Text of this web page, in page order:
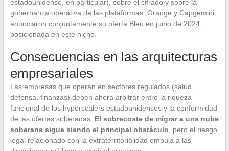
estadounidense, en particular), sobre el cifrado y sobre la
gobernanza operativa de las plataformas. Orange y Capgemini
anunciaron conjuntamente su oferta Bleu en junio de 2024,
posicionada en este nicho.
Consecuencias en las arquitecturas
empresariales
Las empresas que operan en sectores regulados (salud,
defensa, finanzas) deben ahora arbitrar entre la riqueza
funcional de los hyperscalers estadounidenses y la conformidad
de las ofertas soberanas. El sobrecoste de migrar a una nube
soberana sigue siendo el principal obstáculo, pero el riesgo
legal relacionado con la extraterritorialidad empuja a las